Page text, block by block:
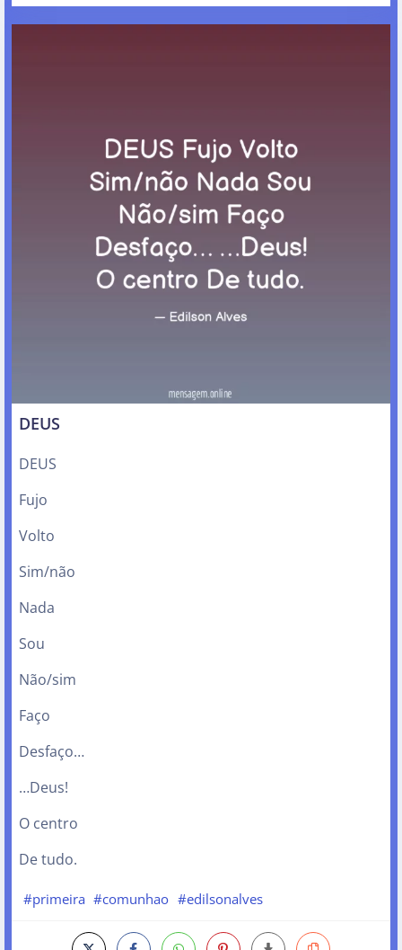
DEUS
DEUS
Fujo
Volto
Sim/não
Nada
Sou
Não/sim
Faço
Desfaço…
…Deus!
O centro
De tudo.
#primeira #comunhao #edilsonalves